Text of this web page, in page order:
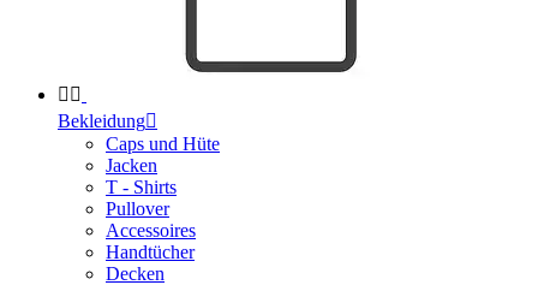
 
Bekleidung
Caps und Hüte
Jacken
T - Shirts
Pullover
Accessoires
Handtücher
Decken